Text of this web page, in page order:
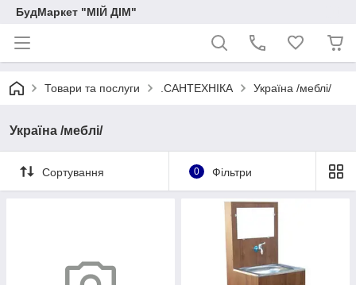
БудМаркет "МІЙ ДІМ"
Товари та послуги .САНТЕХНІКА Україна /меблі/
Україна /меблі/
Сортування 0 Фільтри